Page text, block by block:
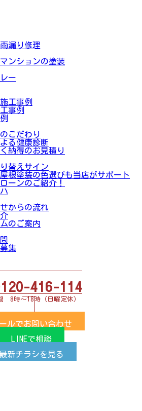
漏り修理
ンションの塗装
ー
工事例
事例
こだわり
る健康診断
納得のお見積り
替えサイン
根塗装の色選びも当店がサポート
ーンのご紹介！
からの流れ
のご案内
集
416-114
8時～18時（日曜定休）
ルでお問い合わせ
LINEで相談
最新チラシを見る